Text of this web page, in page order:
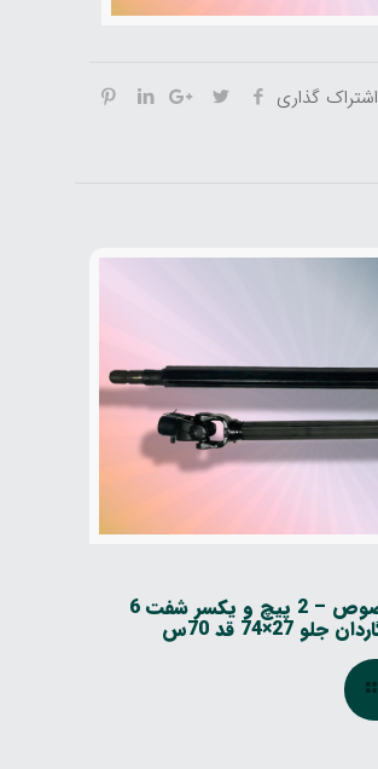
اشتراک گذاری
گاردان عقب یوک مخصوص – 2 پیچ و یکسر شفت 6